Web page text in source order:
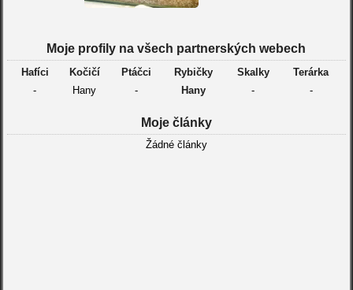
Moje profily na všech partnerských webech
Hafíci Kočičí Ptáčci Rybičky Skalky
Terárka
-
Hany - Hany - -
Moje články
Žádné články